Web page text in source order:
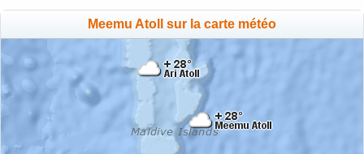
Meemu Atoll sur la carte météo